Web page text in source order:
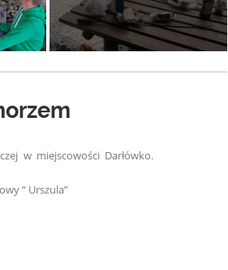
w miejscowości Darłówko.
“ Urszula”